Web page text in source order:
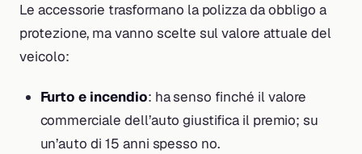
Le accessorie trasformano la polizza da obbligo a
protezione, ma vanno scelte sul valore attuale del
veicolo:
Furto e incendio: ha senso finché il valore
commerciale dell’auto giustifica il premio; su
un’auto di 15 anni spesso no.